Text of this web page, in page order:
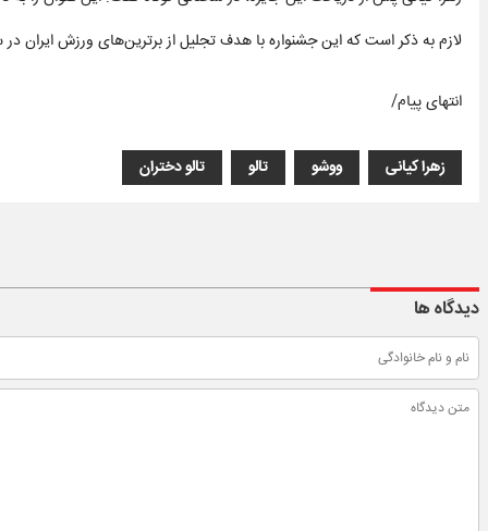
لازم به ذکر است که این جشنواره با هدف تجلیل از برترین‌های ورزش ایران در سال ۱۴۰۴
انتهای پیام/
زهرا کیانی ووشو تالو تالو دختران
دیدگاه ها